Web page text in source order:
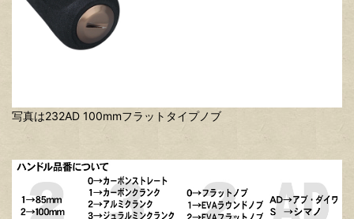
写真は232AD 100mmフラットタイプノブ